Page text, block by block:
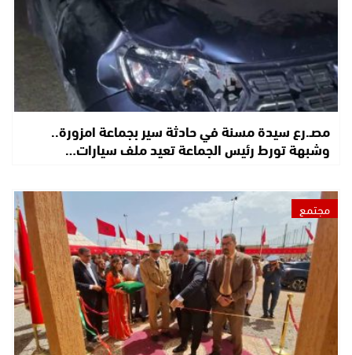
مصـ.رع سيدة مسنة في حادثة سير بجماعة امزورة..
وشبهة تورط رئيس الجماعة تعيد ملف سيارات…
مجتمع